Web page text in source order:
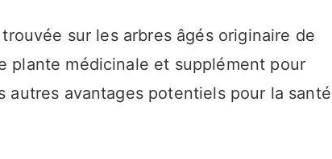
sur les arbres âgés originaire de
plante médicinale et supplément pour
avantages potentiels pour la santé